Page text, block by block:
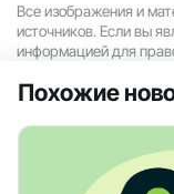
Все изображения и
источников. Если вы
информацией для
Похожие